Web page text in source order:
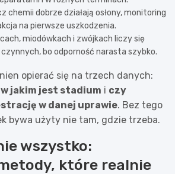
chemii dobrze działają osłony, monitoring
na pierwsze uszkodzenia.
miodówkach i zwójkach liczy się
bo odporność narasta szybko.
opierać się na trzech danych:
w jakim jest stadium i czy
w danej uprawie. Bez tego
bywa użyty nie tam, gdzie trzeba.
wszystko:
które realnie